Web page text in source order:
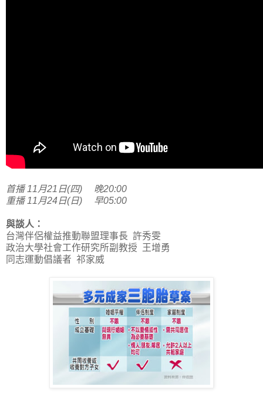
首播 11月21日(四) 晚20:00
重播 11月24日(日) 早05:00
與談人：
台灣伴侶權益推動聯盟理事長 許秀雯
政治大學社會工作研究所副教授 王增勇
同志運動倡議者 祁家威